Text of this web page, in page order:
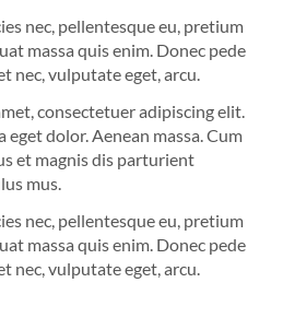
nec, pellentesque eu, pretium
massa quis enim. Donec pede
nec, vulputate eget, arcu.
consectetuer adipiscing elit.
eget dolor. Aenean massa. Cum
et magnis dis parturient
mus.
nec, pellentesque eu, pretium
massa quis enim. Donec pede
nec, vulputate eget, arcu.